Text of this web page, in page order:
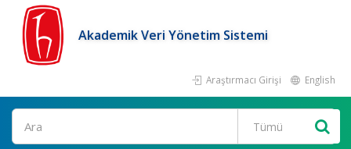
Akademik Veri Yönetim Sistemi
Araştırmacı Girişi English
Ara